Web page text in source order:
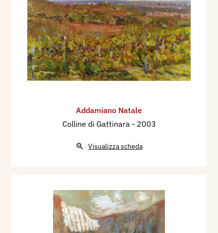
Addamiano Natale
Colline di Gattinara - 2003
Visualizza scheda